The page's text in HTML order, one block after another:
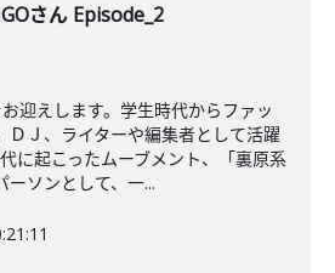
さん Episode_2
迎えします。学生時代からファッ
ＤＪ、ライターや編集者として活躍
に起こったムーブメント、「裏原系
ーソンとして、一...